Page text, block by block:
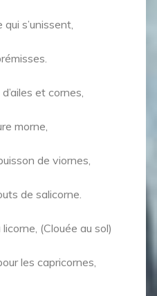
s’unissent,
et cornes,
morne,
de viornes,
de salicorne.
(Clouée au sol)
les capricornes,